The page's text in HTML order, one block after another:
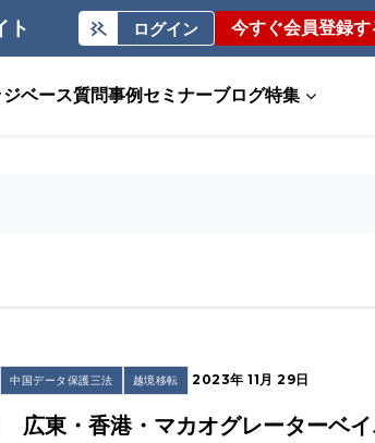
ト ログイン 今すぐ会員登録す
ベース質問事例 セミナーブログ特集
中国データ保護三法 越境移転 2023年 11月 29日
広東・香港・マカオグレーターベイ